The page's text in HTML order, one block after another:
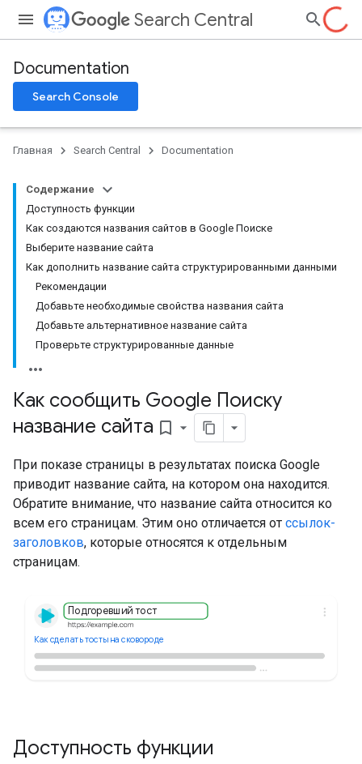
Search Central
Documentation
Search Console
Главная Search Central Documentation
Содержание
Доступность функции
Как создаются названия сайтов в Google Поиске
Выберите название сайта
Как дополнить название сайта структурированными данными
Рекомендации
Добавьте необходимые свойства названия сайта
Добавьте альтернативное название сайта
Проверьте структурированные данные
Как сообщить Google Поиску
название сайта bookmark_border
При показе страницы в результатах поиска Google
приводит название сайта, на котором она находится.
Обратите внимание, что название сайта относится ко
всем его страницам. Этим оно отличается от ссылок-
заголовков, которые относятся к отдельным
страницам.
Подгоревший тост
Как сделать тосты на сковороде
Доступность функции